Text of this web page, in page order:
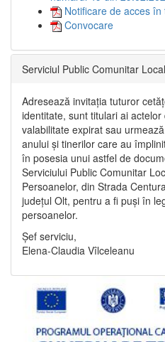
Notificare de acces în
Convocare
Serviciul Public Comunitar
Adresează invitația tuturor
identitate, sunt titulari ai
valabilitate expirat sau
anului și tinerilor care au
în posesia unui astfel de
Serviciului Public Comunitar
Persoanelor, din Strada
județul Olt, pentru a fi puși în
persoanelor.
Șef serviciu,
Elena-Claudia Vîlceleanu